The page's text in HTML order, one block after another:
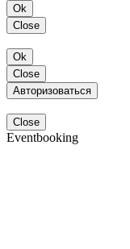
Ok
Close
Ok
Close
Авторизоваться
Close
Eventbooking